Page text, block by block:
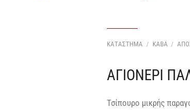
ΚΑΤΑΣΤΗΜΑ / ΚΑΒΑ /
ΑΓΙΟΝΕΡΙ
Τσίπουρο μικρής